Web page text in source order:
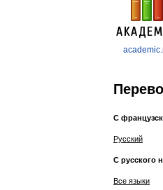
С
Русский
С русского
Все языки